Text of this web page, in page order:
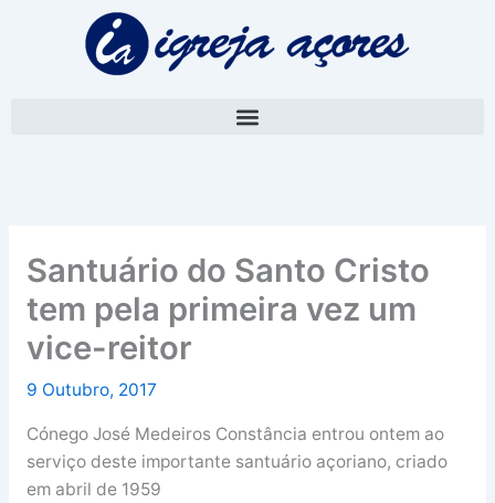
Santuário do Santo Cristo
tem pela primeira vez um
vice-reitor
9 Outubro, 2017
Cónego José Medeiros Constância entrou ontem ao
serviço deste importante santuário açoriano, criado
em abril de 1959